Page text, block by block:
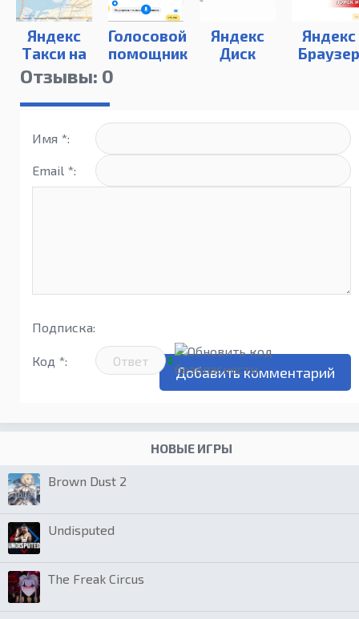
Яндекс
Такси на
компьютер
Голосовой
помощник
Алиса на
Яндекс
Диск
Яндекс
Отзывы: 0
Имя *:
Email *:
Подписка:
Код *:
НОВЫЕ ИГРЫ
Brown Dust 2
Undisputed
The Freak Circus